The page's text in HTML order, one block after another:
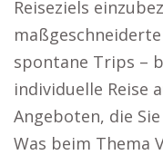
Reiseziels
spontane Trips –
individuelle Reise
Angeboten, die
Was beim Thema